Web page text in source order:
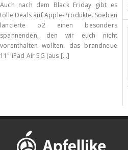
Auch nach dem Black Friday gibt es
tolle Deals auf Apple-Produkte. Soeben
lancierte o2 einen besonders
spannenden, den wir euch nicht
vorenthalten wollten: das brandneue
11" iPad Air 5G (aus [...]